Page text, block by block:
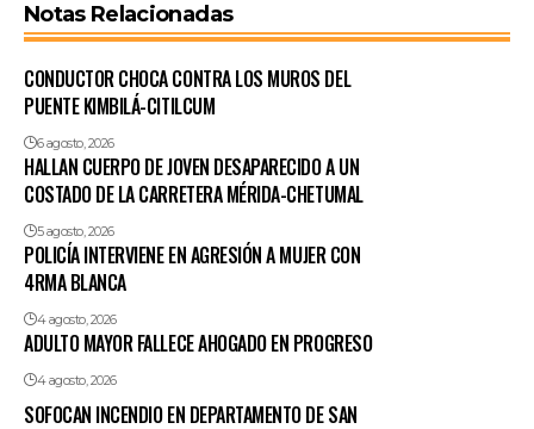
Notas Relacionadas
CONDUCTOR CHOCA CONTRA LOS MUROS DEL
PUENTE KIMBILÁ-CITILCUM
6 agosto, 2026
HALLAN CUERPO DE JOVEN DESAPARECIDO A UN
COSTADO DE LA CARRETERA MÉRIDA-CHETUMAL
5 agosto, 2026
POLICÍA INTERVIENE EN AGRESIÓN A MUJER CON
4RMA BLANCA
4 agosto, 2026
ADULTO MAYOR FALLECE AHOGADO EN PROGRESO
4 agosto, 2026
SOFOCAN INCENDIO EN DEPARTAMENTO DE SAN